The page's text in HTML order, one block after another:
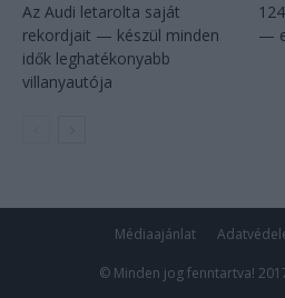
Az Audi letarolta saját
rekordjait — készül minden
idők leghatékonyabb
villanyautója
—
Médiaajánlat
© Minden jog fenntartva!